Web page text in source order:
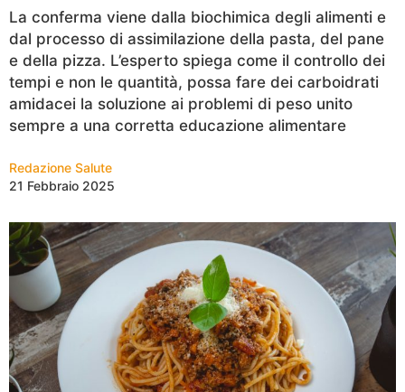
La conferma viene dalla biochimica degli alimenti e
dal processo di assimilazione della pasta, del pane
e della pizza. L’esperto spiega come il controllo dei
tempi e non le quantità, possa fare dei carboidrati
amidacei la soluzione ai problemi di peso unito
sempre a una corretta educazione alimentare
Redazione Salute
21 Febbraio 2025